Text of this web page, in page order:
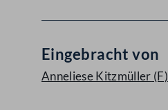
Eingebracht von
Anneliese Kitzmüller (F)